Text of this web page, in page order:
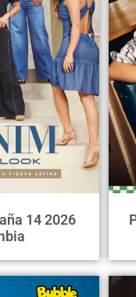
14 2026